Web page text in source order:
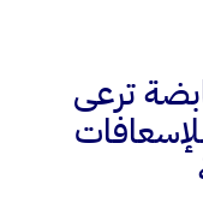
ترعى